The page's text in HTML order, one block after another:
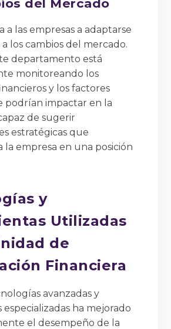
del Mercado
a las empresas a adaptarse
los cambios del mercado.
departamento está
monitoreando los
y los factores
podrían impactar en la
de sugerir
estratégicas que
la empresa en una posición
y
Utilizadas
de
Financiera
avanzadas y
especializadas ha mejorado
el desempeño de la